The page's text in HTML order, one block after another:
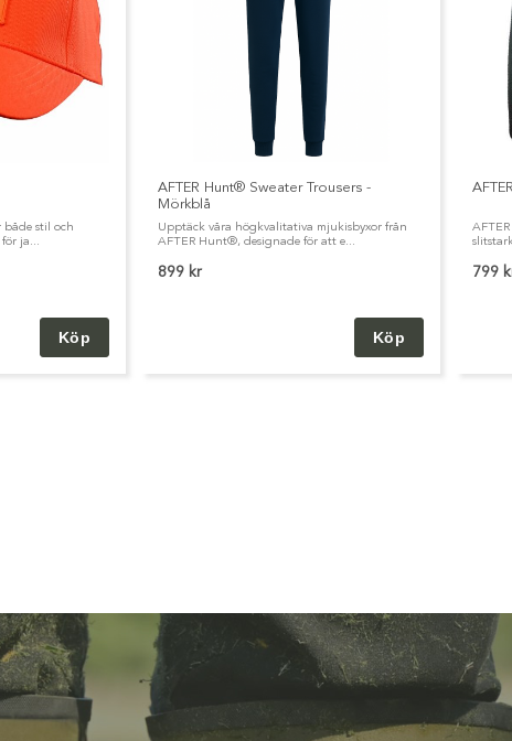
både stil och
ja...
Köp
AFTER Hunt® Sweater Trousers -
Mörkblå
Upptäck våra högkvalitativa mjukisbyxor från
AFTER Hunt®, designade för att e...
899 kr 799